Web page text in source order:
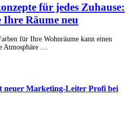
für jedes Zuhause:
Ihre Räume neu
für Ihre Wohnräume kann einen
Atmosphäre …
neuer Marketing-Leiter Profi bei